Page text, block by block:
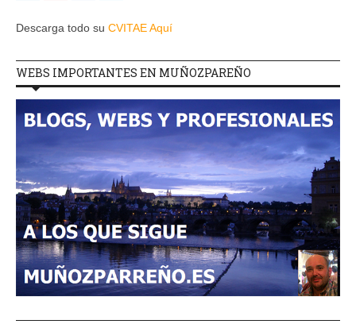
Descarga todo su CVITAE Aquí
WEBS IMPORTANTES EN MUÑOZPAREÑO